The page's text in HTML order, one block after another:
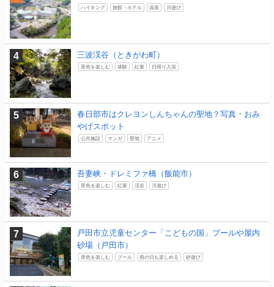
ハイキング 旅館・ホテル 温泉 川遊び
三波渓谷（ときがわ町）
景色を楽しむ 体験 紅葉 日帰り入浴
春日部市はクレヨンしんちゃんの聖地？写真・おみ
やげスポット
公共施設 マンガ 聖地 アニメ
吾妻峡・ドレミファ橋（飯能市）
景色を楽しむ 紅葉 渓谷 川遊び
戸田市立児童センター「こどもの国」プールや屋内
砂場（戸田市）
景色を楽しむ プール 雨の日も楽しめる 砂遊び